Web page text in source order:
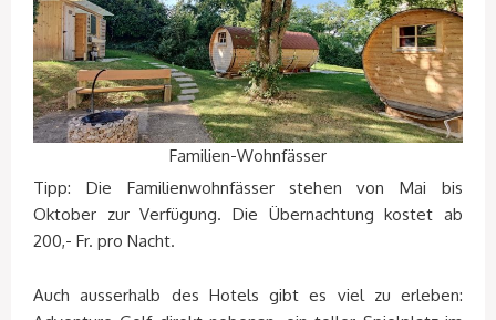
Familien-Wohnfässer
Tipp: Die Familienwohnfässer stehen von Mai bis
Oktober zur Verfügung. Die Übernachtung kostet ab
200,- Fr. pro Nacht.
Auch ausserhalb des Hotels gibt es viel zu erleben: